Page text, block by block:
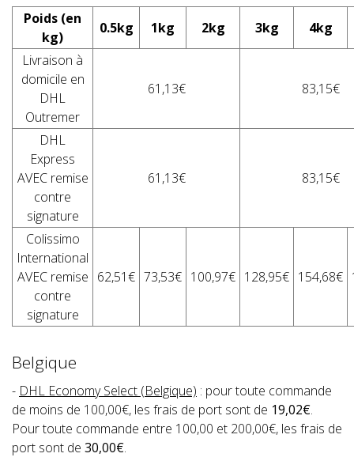
Poids (en
kg)
0.5kg 1kg 2kg 3kg
4kg
Livraison à
domicile en
DHL
Outremer
61,13€ 83,15€
DHL
Express
AVEC remise
contre
signature
61,13€ 83,15€
Colissimo
International
AVEC remise
contre
signature
62,51€ 73,53€ 100,97€ 128,95€ 154,68€
Belgique
- DHL Economy Select (Belgique) : pour toute commande
de moins de 100,00€, les frais de port sont de 19,02€.
Pour toute commande entre 100,00 et 200,00€, les frais de
port sont de 30,00€.